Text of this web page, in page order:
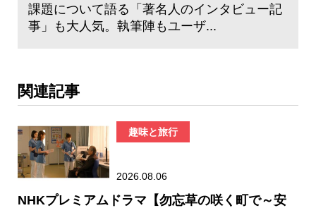
課題について語る「著名人のインタビュー記
事」も大人気。執筆陣もユーザ...
関連記事
趣味と旅行
2026.08.06
NHKプレミアムドラマ【勿忘草の咲く町で～安